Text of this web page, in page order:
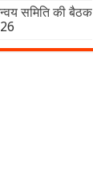
समिति की बैठक